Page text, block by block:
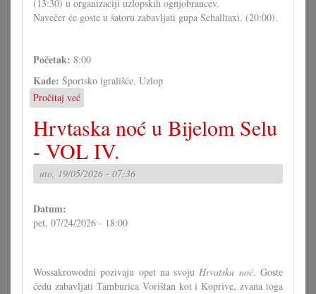
(13:30) u organizaciji uzlopskih ognjobrancev.
Navečer će goste u šatoru zabavljati gupa Schalltaxi. (20:00).
Početak: 8:00
Kade: Športsko igrališće, Uzlop
Pročitaj već
Ognjobranska
kotarska
naticanja
Uzlopu
Hrvtaska noć u Bijelom Selu
- VOL IV.
uto, 19/05/2026 - 07:36
Datum:
pet, 07/24/2026 - 18:00
Wossakrowodni pozivaju opet na svojuHrvatsku noć. Goste
ćedu zabavljati Tamburica Vorištan kot i Koprive, zvana toga